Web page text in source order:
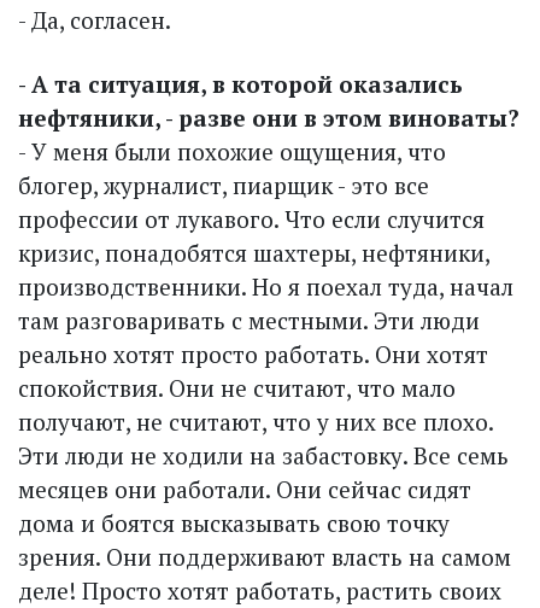
- Да, согласен.
- А та ситуация, в которой оказались
нефтяники, - разве они в этом виноваты?
- У меня были похожие ощущения, что
блогер, журналист, пиарщик - это все
профессии от лукавого. Что если случится
кризис, понадобятся шахтеры, нефтяники,
производственники. Но я поехал туда, начал
там разговаривать с местными. Эти люди
реально хотят просто работать. Они хотят
спокойствия. Они не считают, что мало
получают, не считают, что у них все плохо.
Эти люди не ходили на забастовку. Все семь
месяцев они работали. Они сейчас сидят
дома и боятся высказывать свою точку
зрения. Они поддерживают власть на самом
деле! Просто хотят работать, растить своих